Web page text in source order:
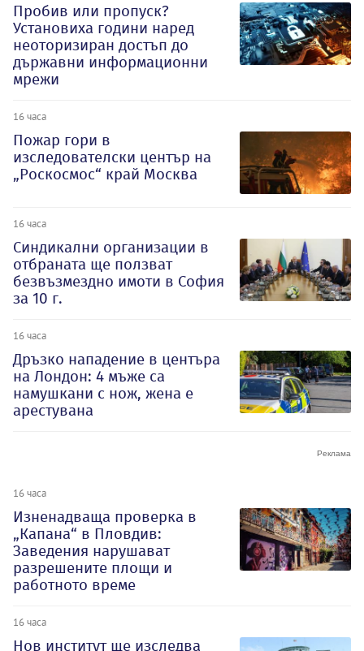
Пробив или пропуск?
Установиха години наред
неоторизиран достъп до
държавни информационни
мрежи
16 часа
Пожар гори в
изследователски център на
„Роскосмос“ край Москва
16 часа
Синдикални организации в
отбраната ще ползват
безвъзмездно имоти в София
за 10 г.
16 часа
Дръзко нападение в центъра
на Лондон: 4 мъже са
намушкани с нож, жена е
арестувана
16 часа
Изненадваща проверка в
„Капана“ в Пловдив:
Заведения нарушават
разрешените площи и
работното време
16 часа
Нов институт ще изследва